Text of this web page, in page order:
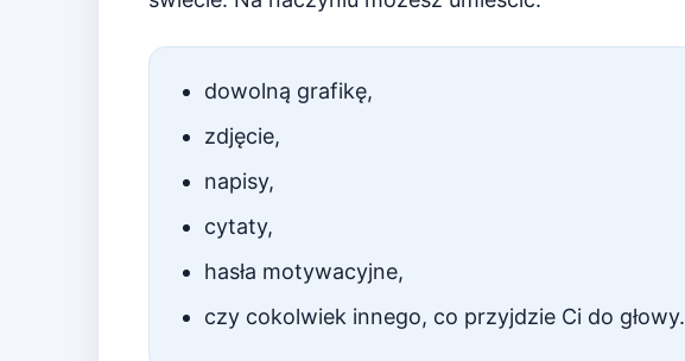
dowolną grafikę,
zdjęcie,
napisy,
cytaty,
hasła motywacyjne,
czy cokolwiek innego, co przyjdzie Ci do głowy.